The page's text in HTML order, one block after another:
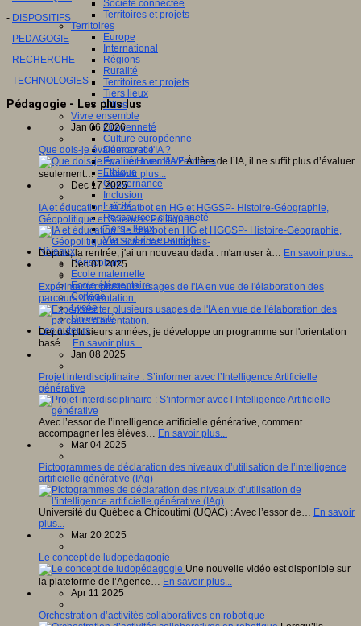
Société connectée
Territoires et projets
Territoires
Europe
International
Régions
Ruralité
Territoires et projets
Tiers lieux
Villes
Vivre ensemble
Citoyenneté
Culture européenne
Démocratie
Egalité Hommes/Femmes
Ethique
Gouvernance
Inclusion
Laïcité
Ressources citoyenneté
Tiers - lieux
Vie scolaire et sociale
Niveaux
Périscolaire
Ecole maternelle
Ecole élémentaire
Collège
Lycée
Université
Les auteurs
- DISPOSITIFS
- PEDAGOGIE
- RECHERCHE
- TECHNOLOGIES
Pédagogie - Les plus lus
Jan 06 2026
Que dois-je évaluer avec l'IA ?
À l’ère de l’IA, il ne suffit plus d’évaluer
seulement… En savoir plus...
Dec 17 2025
IA et éducation : le chatbot en HG et HGGSP- Histoire-Géographie,
Géopolitique et Sciences Politiques-
Depuis, la rentrée, j'ai un nouveau dada : m'amuser à… En savoir plus...
Dec 01 2025
Expérimenter plusieurs usages de l'IA en vue de l'élaboration des
parcours d'orientation.
Depuis plusieurs années, je développe un programme sur l'orientation
basé… En savoir plus...
Jan 08 2025
Projet interdisciplinaire : S’informer avec l’Intelligence Artificielle
générative
Avec l’essor de l’intelligence artificielle générative, comment
accompagner les élèves… En savoir plus...
Mar 04 2025
Pictogrammes de déclaration des niveaux d’utilisation de l’intelligence
artificielle générative (IAg)
Université du Québec à Chicoutimi (UQAC) : Avec l’essor de… En savoir
plus...
Mar 20 2025
Le concept de ludopédagogie
Une nouvelle vidéo est disponible sur
la plateforme de l’Agence… En savoir plus...
Apr 11 2025
Orchestration d’activités collaboratives en robotique